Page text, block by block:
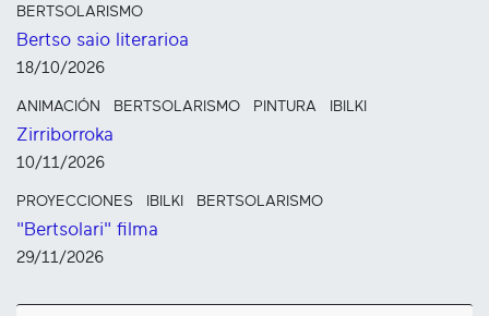
BERTSOLARISMO
Bertso saio literarioa
18/10/2026
ANIMACIÓN BERTSOLARISMO PINTURA IBILKI
Zirriborroka
10/11/2026
PROYECCIONES IBILKI BERTSOLARISMO
"Bertsolari" filma
29/11/2026